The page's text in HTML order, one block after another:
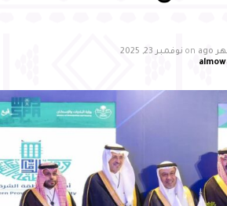
مشروع كلية السياحة
يشهد اختتام فعاليات “مُلتقى
on نوفمبر 23, 2025